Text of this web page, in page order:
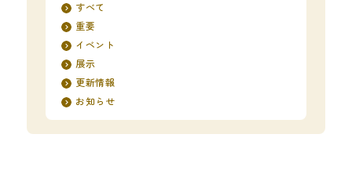
すべて
重要
イベント
展示
更新情報
お知らせ